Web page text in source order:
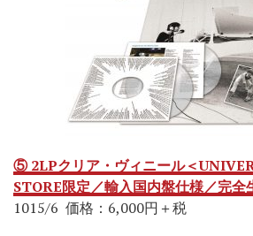
⑤ 2LPクリア・ヴィニール＜
STORE限定／輸入国内盤仕様／完全
1015/6 価格：6,000円＋税